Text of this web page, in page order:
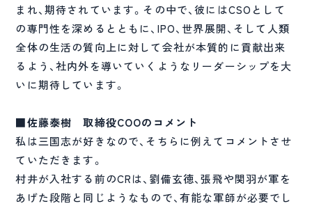
まれ、期待されています。その中で、彼にはCSOとして
の専門性を深めるとともに、IPO、世界展開、そして人類
全体の生活の質向上に対して会社が本質的に貢献出来
るよう、社内外を導いていくようなリーダーシップを大
いに期待しています。
■佐藤泰樹 取締役COOのコメント
私は三国志が好きなので、そちらに例えてコメントさせ
ていただきます。
村井が入社する前のCRは、劉備玄徳、張飛や関羽が軍を
あげた段階と同じようなもので、有能な軍師が必要でし